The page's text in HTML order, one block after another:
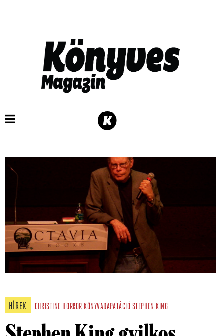
HÍREK CHRISTINE HORROR KÖNYVADAPATÁCIÓ STEPHEN KING